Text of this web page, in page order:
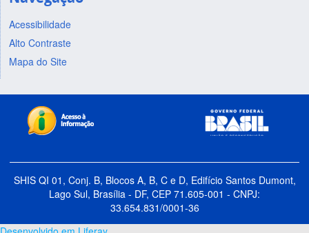
Acessibilidade
Alto Contraste
Mapa do Site
SHIS QI 01, Conj. B, Blocos A, B, C e D, Edifício Santos Dumont,
Lago Sul, Brasília - DF, CEP 71.605-001 - CNPJ:
33.654.831/0001-36